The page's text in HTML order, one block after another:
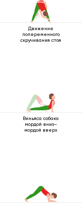
Движение
попеременного
скручивания стоя
Виньяса собака
мордой вниз–
мордой вверх